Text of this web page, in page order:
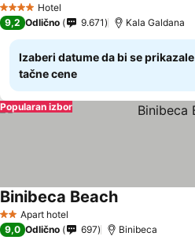
4 ZvezdiceHotel
9,2 Odlično 9.671 Kala Galdana
Izaberi datume da bi se prikazale
tačne cene
Popularan izbor
2 Zvezdice
Apart hotel
Binibeca Beach
9,0 Odlično 697 Binibeca